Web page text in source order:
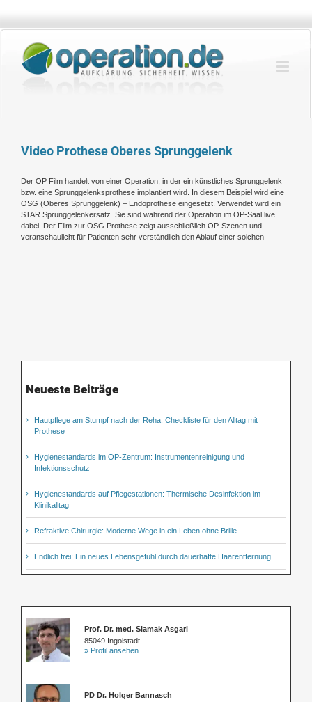
springen
Video Prothese Oberes Sprunggelenk
Der OP Film handelt von einer Operation, in der ein künstliches Sprunggelenk
bzw. eine Sprunggelenksprothese implantiert wird. In diesem Beispiel wird eine
OSG (Oberes Sprunggelenk) – Endoprothese eingesetzt. Verwendet wird ein
STAR Sprunggelenkersatz. Sie sind während der Operation im OP-Saal live
dabei. Der Film zur OSG Prothese zeigt ausschließlich OP-Szenen und
veranschaulicht für Patienten sehr verständlich den Ablauf einer solchen
Neueste Beiträge
Hautpflege am Stumpf nach der Reha: Checkliste für den Alltag mit
Prothese
Hygienestandards im OP-Zentrum: Instrumentenreinigung und
Infektionsschutz
Hygienestandards auf Pflegestationen: Thermische Desinfektion im
Klinikalltag
Refraktive Chirurgie: Moderne Wege in ein Leben ohne Brille
Endlich frei: Ein neues Lebensgefühl durch dauerhafte Haarentfernung
Prof. Dr. med. Siamak Asgari
85049 Ingolstadt
» Profil ansehen
PD Dr. Holger Bannasch